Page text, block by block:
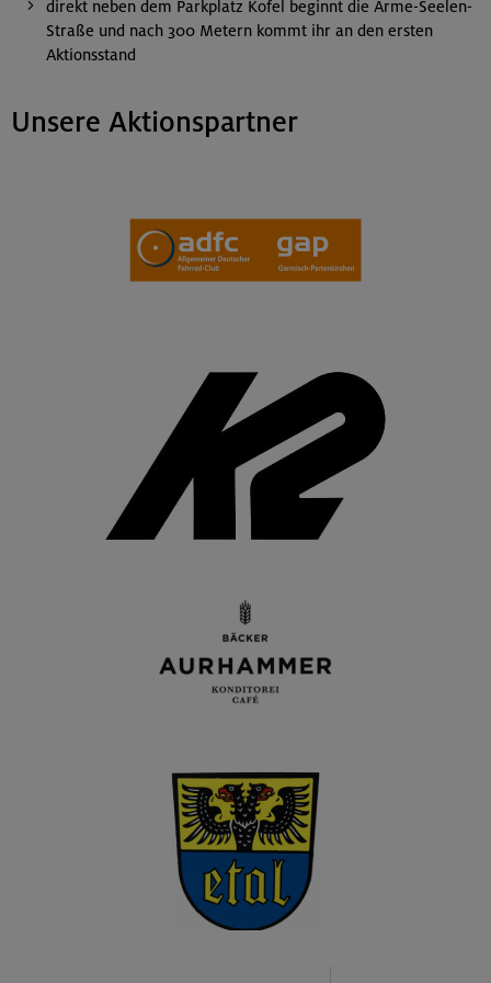
direkt neben dem Parkplatz Kofel beginnt die Arme-Seelen-
Straße und nach 300 Metern kommt ihr an den ersten
Aktionsstand
Unsere Aktionspartner